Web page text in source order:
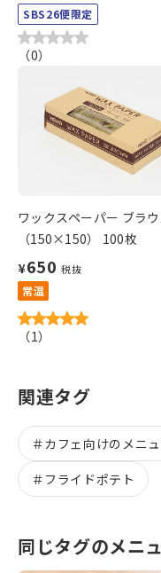
SBS26便限定
（0）
ワックスペーパー ブラ
（150×150） 100枚
¥650 税抜
常温
（1）
関連タグ
＃カフェ向けのメニ
＃ フライドポテト
同じタグのメニ